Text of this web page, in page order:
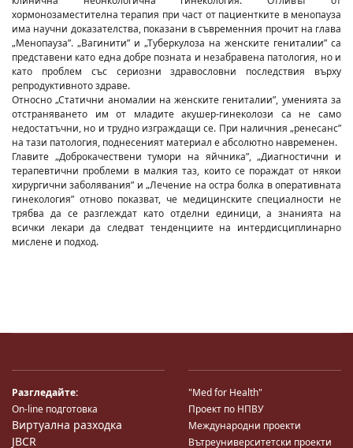
хормонозаместителна терапия при част от пациентките в менопауза
има научни доказателства, показани в съвременния прочит на глава
„Менопауза”. „Вагинити” и „Туберкулоза на женските гениталии” са
представени като една добре позната и незабравена патология, но и
като проблем със сериозни здравословни последствия върху
репродуктивното здраве.
Относно „Статични аномалии на женските гениталии”, уменията за
отстраняването им от младите акушер-гинеколози са не само
недостатъчни, но и трудно изграждащи се. При наличния „ренесанс”
на тази патология, поднесеният материал е абсолютно навременен.
Главите „Доброкачествени тумори на яйчника”, „Диагностични и
терапевтични проблеми в малкия таз, които се пораждат от някои
хирургични заболявания” и „Лечение на остра болка в оперативната
гинекология” отново показват, че медицинските специалности не
трябва да се разглеждат като отделни единици, а знанията на
всички лекари да следват тенденциите на интердисциплинарно
мислене и подход.
Разгледайте:
On-line подготовка
Виртуална разходка
JBCR
"Med for Health"
Проект по НПВУ
Международни проекти
Вътреуниверситетски проекти